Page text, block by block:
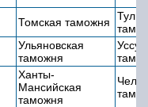
Томская таможня
Ульяновская
таможня
Ханты-
Мансийская
таможня